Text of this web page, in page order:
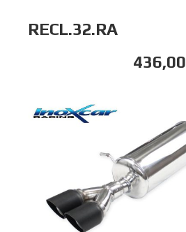
RECL.32.RA
436,00